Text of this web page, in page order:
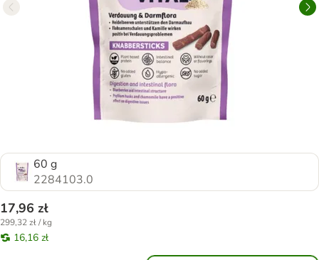
60 g
2284103.0
17,96 zł
299,32 zł / kg
16,16 zł